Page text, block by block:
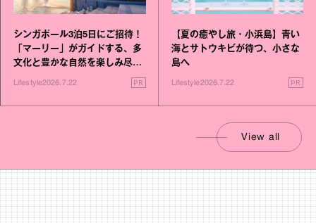
シンガポール3泊5日にご招待！
「マーリー」がガイドする、多
文化と豊かな自然を楽しみ尽く
Lifestyle2026.7.22 PR
【夏の癒やし旅・小浜島】青い
海とサトウキビが待つ、小さな
島へ
Lifestyle2026.7.22 PR
View all